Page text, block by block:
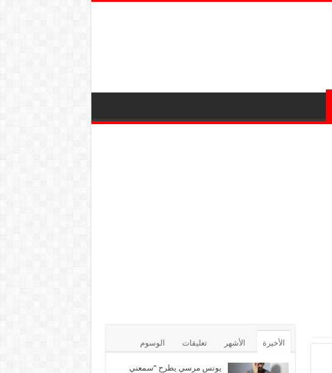
الأخيرة الأشهر تعليقات الوسوم
يونس مرسي يطرح “سمعني